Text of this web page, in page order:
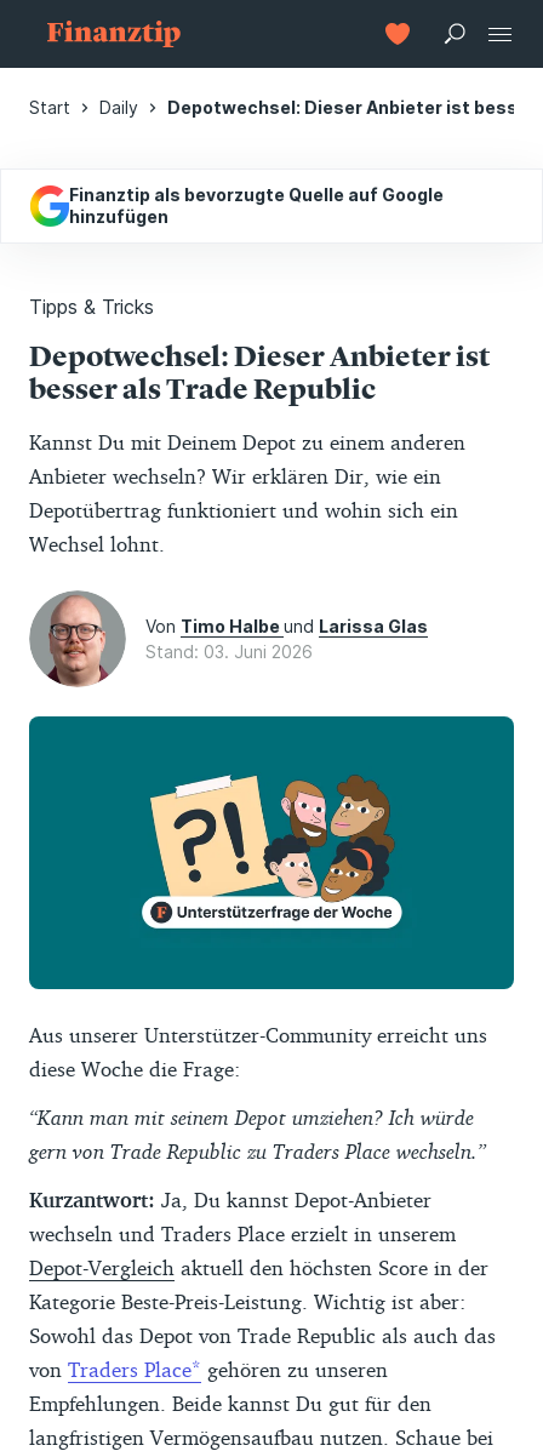
Start Daily Depotwechsel: Dieser Anbieter ist besser
Finanztip als bevorzugte Quelle auf Google
hinzufügen
Tipps & Tricks
Depotwechsel: Dieser Anbieter ist
besser als Trade Republic
Kannst Du mit Deinem Depot zu einem anderen
Anbieter wechseln? Wir erklären Dir, wie ein
Depotübertrag funktioniert und wohin sich ein
Wechsel lohnt.
Von Timo Halbeund Larissa Glas
Stand: 03. Juni 2026
Aus unserer Unterstützer-Community erreicht uns
diese Woche die Frage:
“Kann man mit seinem Depot umziehen? Ich würde
gern von Trade Republic zu Traders Place wechseln.”
Kurzantwort: Ja, Du kannst Depot-Anbieter
wechseln und Traders Place erzielt in unserem
Depot-Vergleich aktuell den höchsten Score in der
Kategorie Beste-Preis-Leistung. Wichtig ist aber:
Sowohl das Depot von Trade Republic als auch das
von Traders Place
gehören zu unseren
Empfehlungen. Beide kannst Du gut für den
langfristigen Vermögensaufbau nutzen. Schaue bei